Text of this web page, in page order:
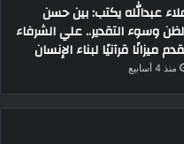
عبدالله يكتب: بين حسن
وسوء التقدير.. علي الشرفاء
ميزانًا قرآنيًا لبناء الإنسان
منذ 4 أسابيع